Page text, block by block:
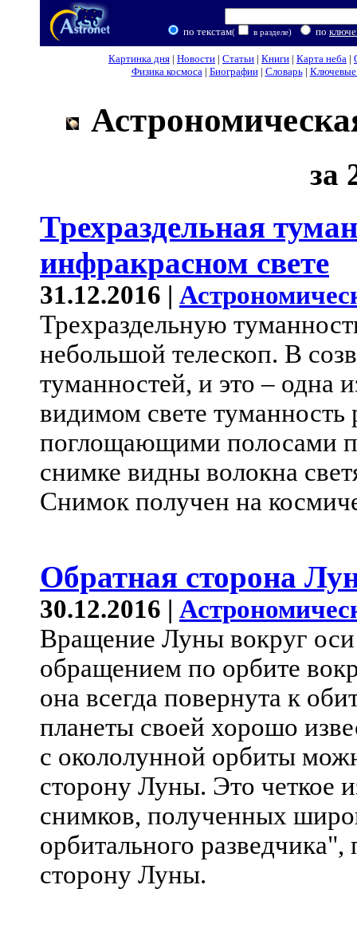
по текстам( в разделе) по
Картинка дня | Новости | Статьи | Книги | Карта неба |
Физика космоса| Биографии| Словарь| Ключевые
за
Трехраздельная
инфракрасном свете
31.12.2016 |
Трехраздельную
небольшой телескоп. В
туманностей, и это – одна
видимом свете туманность
поглощающими полосами
снимке видны волокна
Снимок получен на
Обратная сторона
30.12.2016 |
Вращение Луны вокруг
обращением по орбите
она всегда повернута к
планеты своей хорошо
с окололунной орбиты
сторону Луны. Это четкое
снимков, полученных
орбитального
сторону Луны.